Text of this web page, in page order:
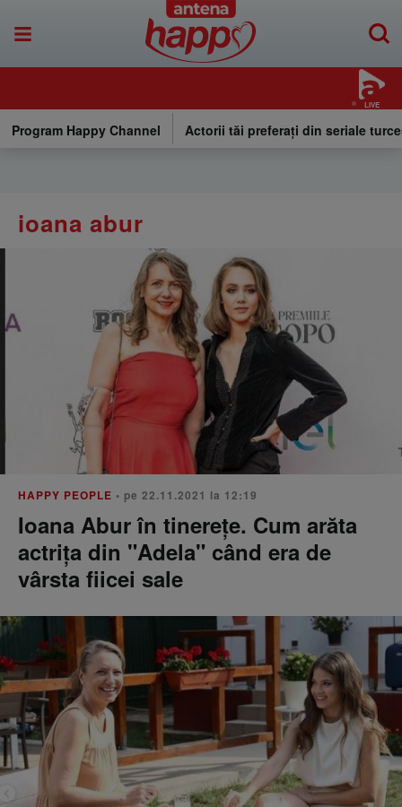
LIVE
Program Happy Channel Actorii tăi preferați din seriale
ioana abur
HAPPY PEOPLE • pe 22.11.2021 la 12:19
Ioana Abur în tinerețe. Cum arăta
actrița din "Adela" când era de
vârsta fiicei sale